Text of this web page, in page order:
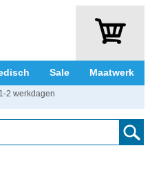
Sale Maatwerk
2 werkdagen